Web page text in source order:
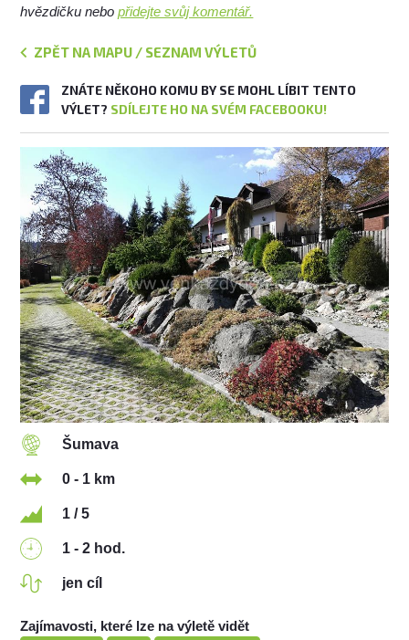
hvězdičku nebopřidejte svůj komentář.
ZPĚT NA MAPU / SEZNAM VÝLETŮ
ZNÁTE NĚKOHO KOMU BY SE MOHL LÍBIT TENTO
VÝLET? SDÍLEJTE HO NA SVÉM FACEBOOKU!
Šumava
0 - 1 km
1 / 5
1 - 2 hod.
jen cíl
Zajímavosti, které lze na výletě vidět